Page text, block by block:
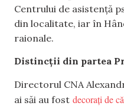
Centrului de asistență
din localitate, iar în
raionale.
Distincții din partea
Directorul CNA
ai săi au fost decorați de